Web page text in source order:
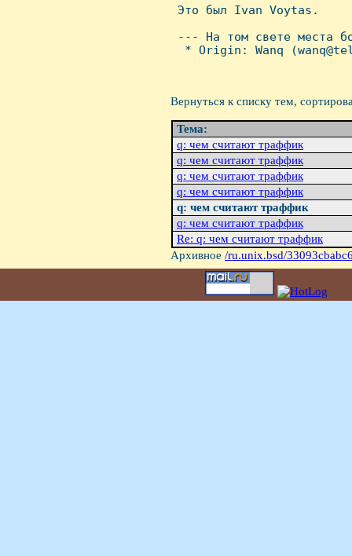
Это был Ivan Voytas.
--- Hа том свете места
* Origin: Wanq
Вернуться к списку тем,
Тема:
q: чем считают траффик
q: чем считают траффик
q: чем считают траффик
q: чем считают траффик
q: чем считают траффик
q: чем считают траффик
Re: q: чем считают траффик
Архивное /ru.unix.bsd/